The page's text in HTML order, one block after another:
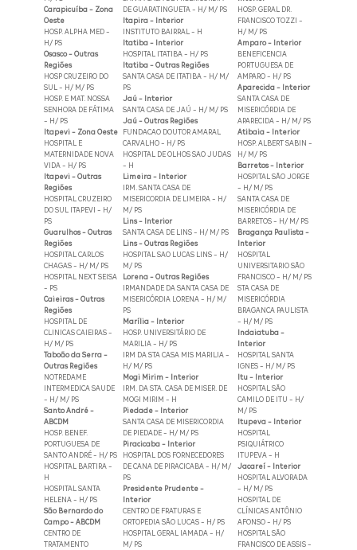
Carapicuíba - Zona
Oeste
HOSP. ALPHA MED -
H/ PS
Osasco - Outras
Regiões
HOSP CRUZEIRO DO
SUL - H/ M/ PS
HOSP. E MAT. NOSSA
SENHORA DE FÁTIMA
- H/ PS
Itapevi - Zona Oeste
HOSPITAL E
MATERNIDADE NOVA
VIDA - H/ PS
Itapevi - Outras
Regiões
HOSPITAL CRUZEIRO
DO SUL ITAPEVI - H/
PS
Guarulhos - Outras
Regiões
HOSPITAL CARLOS
CHAGAS - H/ M/ PS
HOSPITAL NEXT SEISA
- PS
Caieiras - Outras
Regiões
HOSPITAL DE
CLINICAS CAIEIRAS -
H/ M/ PS
Taboão da Serra -
Outras Regiões
NOTREDAME
INTERMEDICA SAUDE
- H/ M/ PS
Santo André -
ABCDM
HOSP. BENEF.
PORTUGUESA DE
SANTO ANDRÉ - H/ PS
HOSPITAL BARTIRA -
H
HOSPITAL SANTA
HELENA - H/ PS
São Bernardo do
Campo - ABCDM
CENTRO DE
TRATAMENTO
DE GUARATINGUETA - H/ M/ PS
Itapira - Interior
INSTITUTO BAIRRAL - H
Itatiba - Interior
HOSPITAL ITATIBA - H/ PS
Itatiba - Outras Regiões
SANTA CASA DE ITATIBA - H/ M/
PS
Jaú - Interior
SANTA CASA DE JAÚ - H/ M/ PS
Jaú - Outras Regiões
FUNDACAO DOUTOR AMARAL
CARVALHO - H/ PS
HOSPITAL DE OLHOS SAO JUDAS
- H
Limeira - Interior
IRM. SANTA CASA DE
MISERICORDIA DE LIMEIRA - H/
M/ PS
Lins - Interior
SANTA CASA DE LINS - H/ M/ PS
Lins - Outras Regiões
HOSPITAL SAO LUCAS LINS - H/
M/ PS
Lorena - Outras Regiões
IRMANDADE DA SANTA CASA DE
MISERICÓRDIA LORENA - H/ M/
PS
Marília - Interior
HOSP. UNIVERSITÁRIO DE
MARILIA - H/ PS
IRM DA STA CASA MIS MARILIA -
H/ M/ PS
Mogi Mirim - Interior
IRM. DA STA. CASA DE MISER. DE
MOGI MIRIM - H
Piedade - Interior
SANTA CASA DE MISERICORDIA
DE PIEDADE - H/ M/ PS
Piracicaba - Interior
HOSPITAL DOS FORNECEDORES
DE CANA DE PIRACICABA - H/ M/
PS
Presidente Prudente -
Interior
CENTRO DE FRATURAS E
ORTOPEDIA SÃO LUCAS - H/ PS
HOSPITAL GERAL IAMADA - H/
M/ PS
HOSP. GERAL DR.
FRANCISCO TOZZI -
H/ M/ PS
Amparo - Interior
BENEFICENCIA
PORTUGUESA DE
AMPARO - H/ PS
Aparecida - Interior
SANTA CASA DE
MISERICÓRDIA DE
APARECIDA - H/ M/ PS
Atibaia - Interior
HOSP. ALBERT SABIN -
H/ M/ PS
Barretos - Interior
HOSPITAL SÃO JORGE
- H/ M/ PS
SANTA CASA DE
MISERICÓRDIA DE
BARRETOS - H/ M/ PS
Bragança Paulista -
Interior
HOSPITAL
UNIVERSITARIO SÃO
FRANCISCO - H/ M/ PS
STA CASA DE
MISERICÓRDIA
BRAGANCA PAULISTA
- H/ M/ PS
Indaiatuba -
Interior
HOSPITAL SANTA
IGNES - H/ M/ PS
Itu - Interior
HOSPITAL SÃO
CAMILO DE ITU - H/
M/ PS
Itupeva - Interior
HOSPITAL
PSIQUIÁTRICO
ITUPEVA - H
Jacareí - Interior
HOSPITAL ALVORADA
- H/ M/ PS
HOSPITAL DE
CLÍNICAS ANTÔNIO
AFONSO - H/ PS
HOSPITAL SÃO
FRANCISCO DE ASSIS -